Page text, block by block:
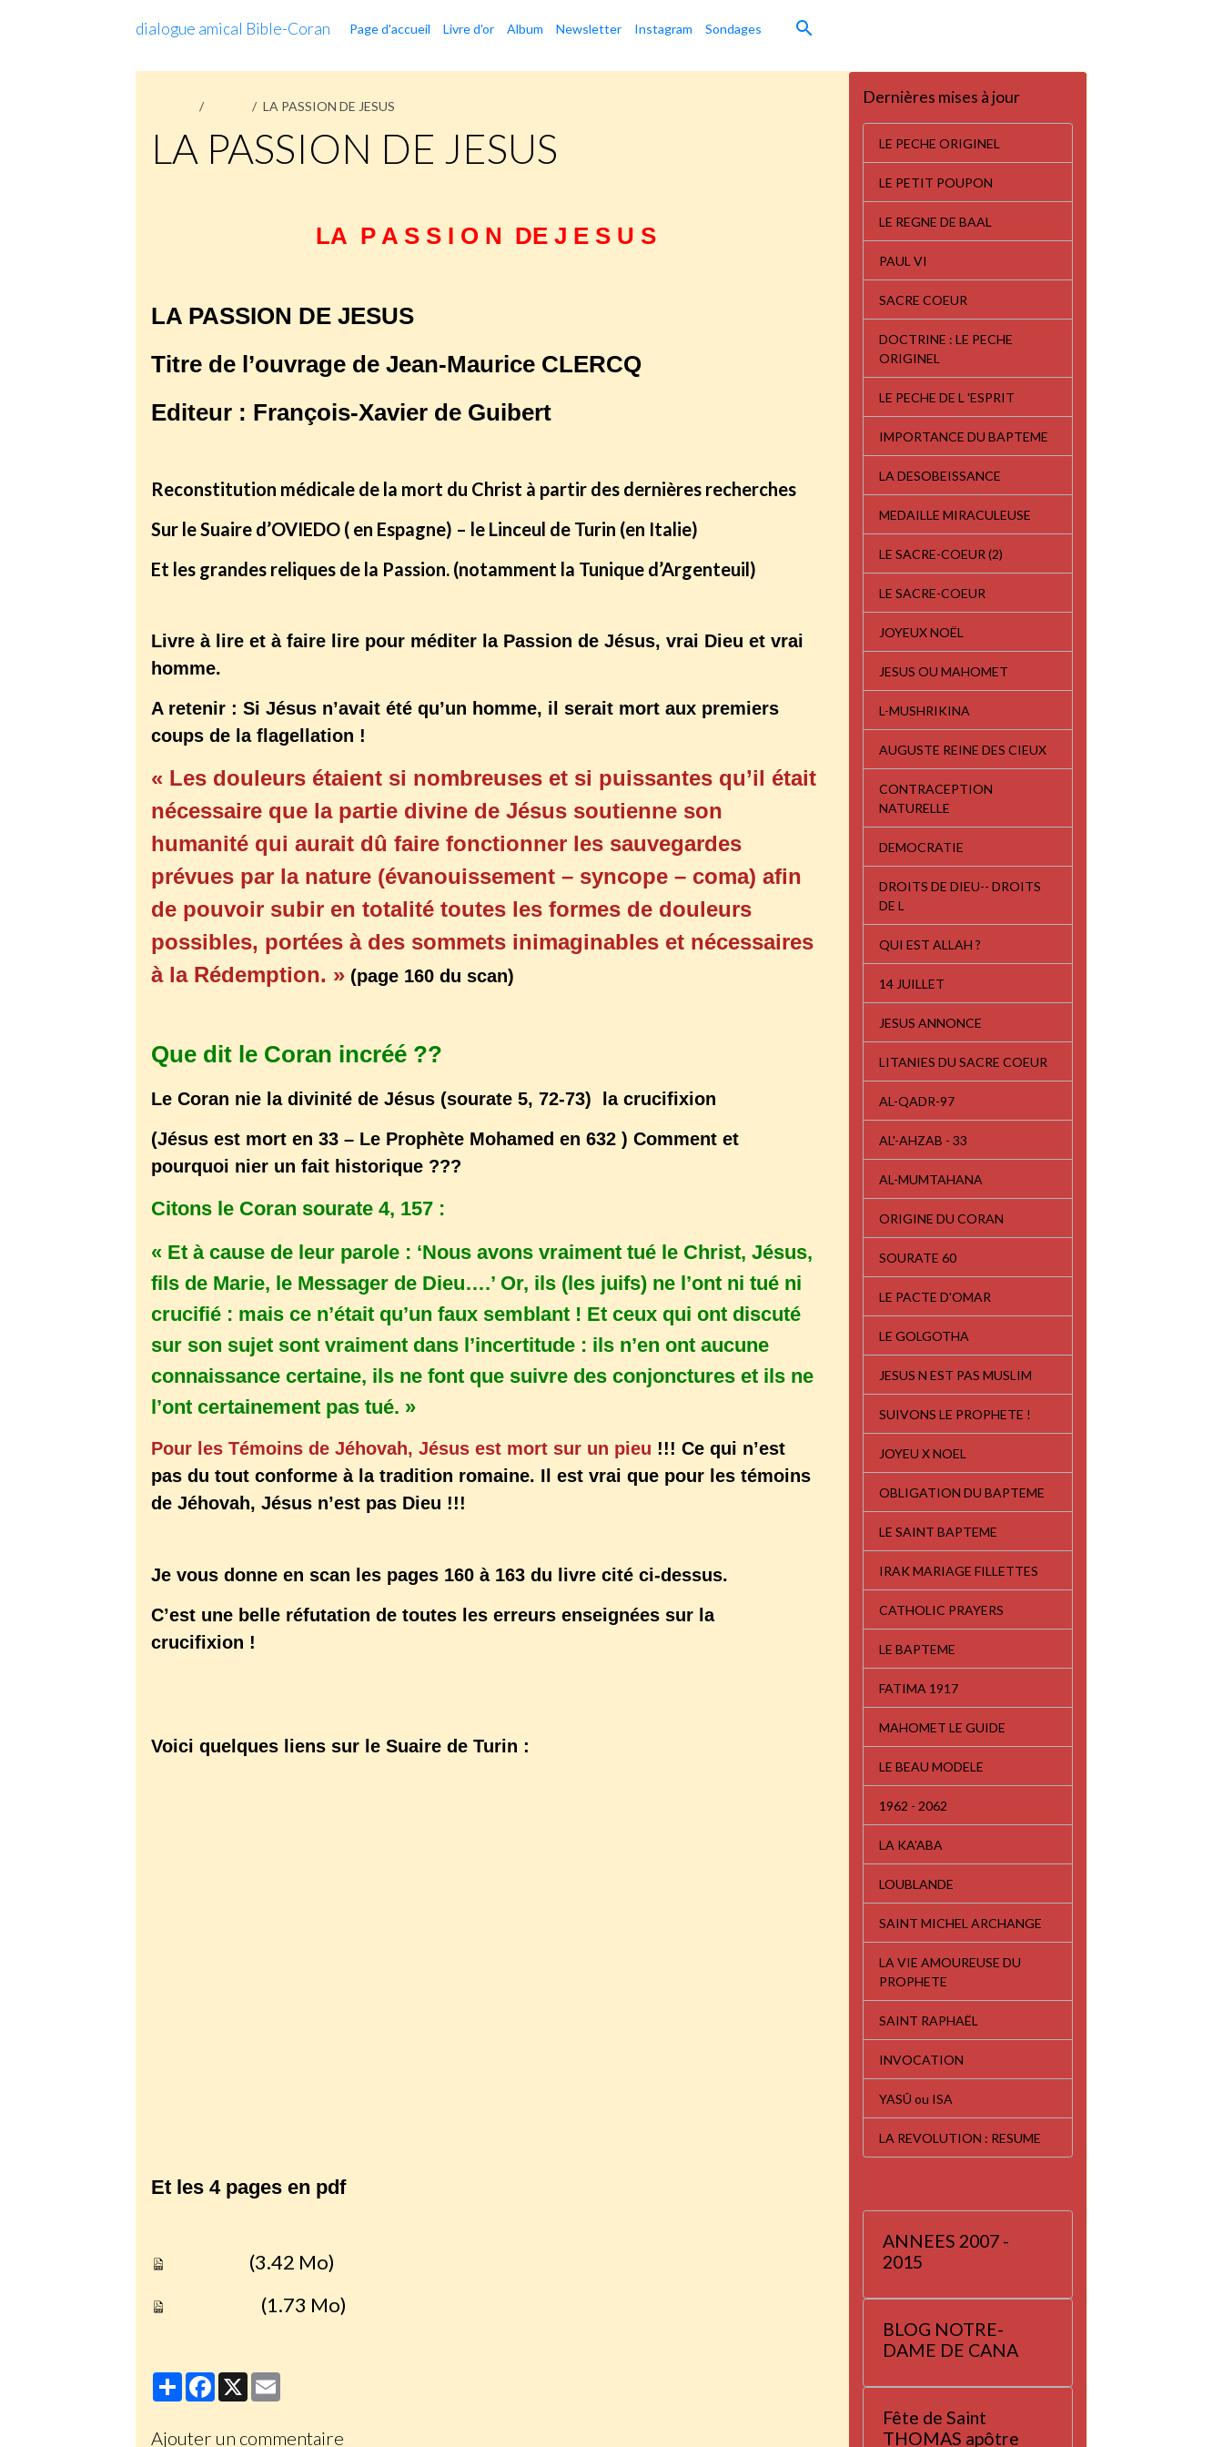
dialogue amical Bible-Coran Page d'accueil Livre d'or Album Newsletter Instagram Sondages
LA PASSION DE JESUS
LA PASSION DE JESUS
LA P A S S I O N DE J E S U S
LA PASSION DE JESUS
Titre de l’ouvrage de Jean-Maurice CLERCQ
Editeur : François-Xavier de Guibert
Reconstitution médicale de la mort du Christ à partir des dernières recherches
Sur le Suaire d’OVIEDO ( en Espagne) – le Linceul de Turin (en Italie)
Et les grandes reliques de la Passion. (notamment la Tunique d’Argenteuil)
Livre à lire et à faire lire pour méditer la Passion de Jésus, vrai Dieu et vrai
homme.
A retenir : Si Jésus n’avait été qu’un homme, il serait mort aux premiers
coups de la flagellation !
« Les douleurs étaient si nombreuses et si puissantes qu’il était
nécessaire que la partie divine de Jésus soutienne son
humanité qui aurait dû faire fonctionner les sauvegardes
prévues par la nature (évanouissement – syncope – coma) afin
de pouvoir subir en totalité toutes les formes de douleurs
possibles, portées à des sommets inimaginables et nécessaires
à la Rédemption. » (page 160 du scan)
Que dit le Coran incréé ??
Le Coran nie la divinité de Jésus (sourate 5, 72-73) la crucifixion
(Jésus est mort en 33 – Le Prophète Mohamed en 632 ) Comment et
pourquoi nier un fait historique ???
Citons le Coran sourate 4, 157 :
« Et à cause de leur parole : ‘Nous avons vraiment tué le Christ, Jésus,
fils de Marie, le Messager de Dieu….’ Or, ils (les juifs) ne l’ont ni tué ni
crucifié : mais ce n’était qu’un faux semblant ! Et ceux qui ont discuté
sur son sujet sont vraiment dans l’incertitude : ils n’en ont aucune
connaissance certaine, ils ne font que suivre des conjonctures et ils ne
l’ont certainement pas tué. »
Pour les Témoins de Jéhovah, Jésus est mort sur un pieu !!! Ce qui n’est
pas du tout conforme à la tradition romaine. Il est vrai que pour les témoins
de Jéhovah, Jésus n’est pas Dieu !!!
Je vous donne en scan les pages 160 à 163 du livre cité ci-dessus.
C’est une belle réfutation de toutes les erreurs enseignées sur la
crucifixion !
Voici quelques liens sur le Suaire de Turin :
Et les 4 pages en pdf
(3.42 Mo)
(1.73 Mo)
PartagerFacebook
X
Ajouter un commentaire
Dernières mises à jour
LE PECHE ORIGINEL
LE PETIT POUPON
LE REGNE DE BAAL
PAUL VI
SACRE COEUR
DOCTRINE : LE PECHE
ORIGINEL
LE PECHE DE L 'ESPRIT
IMPORTANCE DU BAPTEME
LA DESOBEISSANCE
MEDAILLE MIRACULEUSE
LE SACRE-COEUR (2)
LE SACRE-COEUR
JOYEUX NOËL
JESUS OU MAHOMET
L-MUSHRIKINA
AUGUSTE REINE DES CIEUX
CONTRACEPTION
NATURELLE
DEMOCRATIE
DROITS DE DIEU-- DROITS
DE L
QUI EST ALLAH ?
14 JUILLET
JESUS ANNONCE
LITANIES DU SACRE COEUR
AL-QADR-97
AL'-AHZAB - 33
AL-MUMTAHANA
ORIGINE DU CORAN
SOURATE 60
LE PACTE D'OMAR
LE GOLGOTHA
JESUS N EST PAS MUSLIM
SUIVONS LE PROPHETE !
JOYEU X NOEL
OBLIGATION DU BAPTEME
LE SAINT BAPTEME
IRAK MARIAGE FILLETTES
CATHOLIC PRAYERS
LE BAPTEME
FATIMA 1917
MAHOMET LE GUIDE
LE BEAU MODELE
1962 - 2062
LA KA'ABA
LOUBLANDE
SAINT MICHEL ARCHANGE
LA VIE AMOUREUSE DU
PROPHETE
SAINT RAPHAËL
INVOCATION
YASÛ ou ISA
LA REVOLUTION : RESUME
ANNEES 2007 -
2015
BLOG NOTRE-
DAME DE CANA
Fête de Saint
THOMAS apôtre